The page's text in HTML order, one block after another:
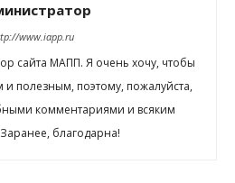
www.iapp.ru
сайта МАПП. Я очень хочу, чтобы
полезным, поэтому, пожалуйста,
комментариями и всяким
благодарна!